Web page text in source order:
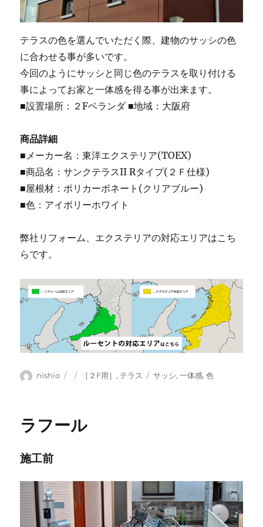
テラスの色を選んでいただく際、建物のサッシの色
に合わせる事が多いです。
今回のようにサッシと同じ色のテラスを取り付ける
事によってお家と一体感を得る事が出来ます。
■設置場所：２Fベランダ ■地域：大阪府
商品詳細
■メーカー名：東洋エクステリア(TOEX)
■商品名：サンクテラスII Rタイプ(２Ｆ仕様)
■屋根材：ポリカーボネート(クリアブルー)
■色：アイボリーホワイト
弊社リフォーム、エクステリアの対応エリアはこち
らです。
投
nishio
投
カ
ー
［２F用］, テラス
タ
サッシ,一体感,色
ラフール
施工前